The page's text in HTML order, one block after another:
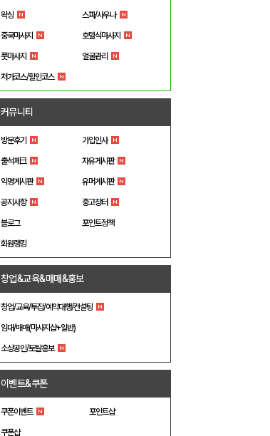
왁싱 스파/사우나
중국마사지 호텔식마사지
풋마사지 얼굴관리
저가코스/할인코스
커뮤니티
방문후기 가입인사
출석체크 자유게시판
익명게시판 유머게시판
공지사항 중고장터
블로그 포인트정책
회원랭킹
창업&교육&매매&홍보
창업/교육/투잡/예약대행/컨설팅
임대/매매(마사지샵+일반)
소상공인/토탈홍보
이벤트&쿠폰
쿠폰이벤트 포인트샵
쿠폰샵